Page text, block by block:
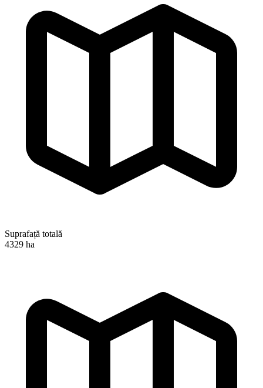
Suprafață totală
4329 ha